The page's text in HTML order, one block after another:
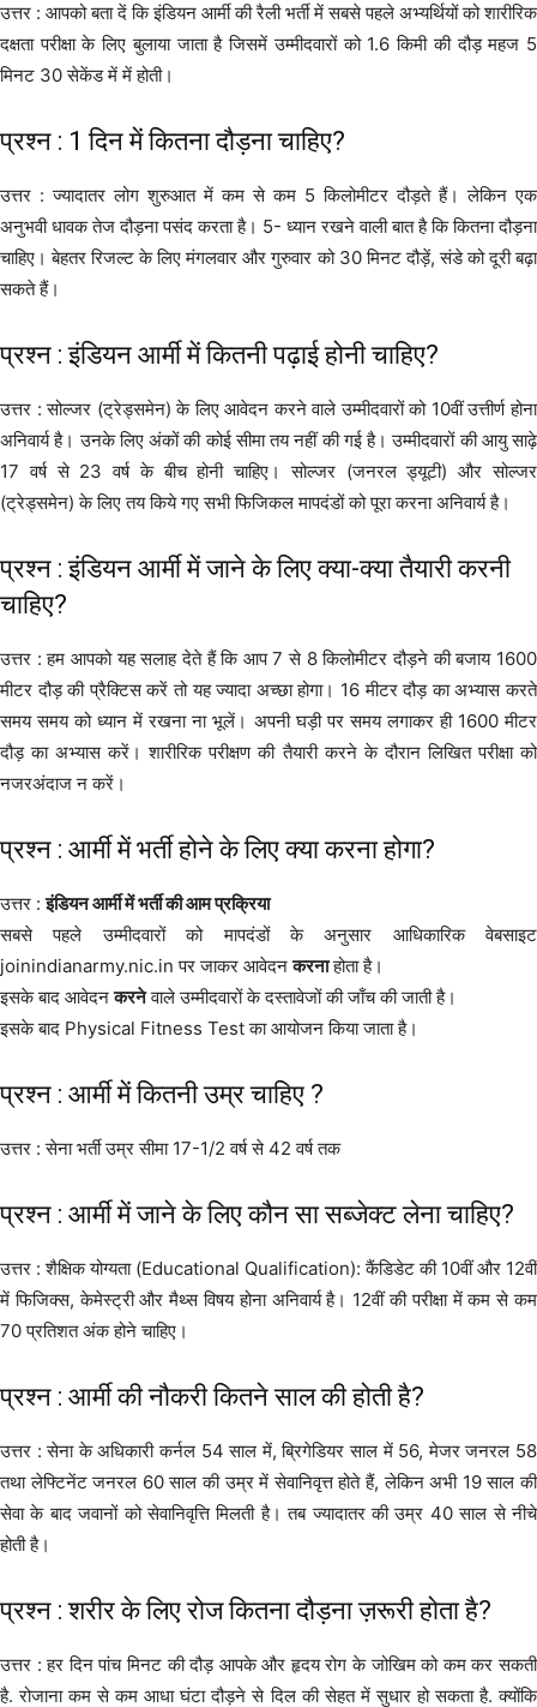
उत्तर : आपको बता दें कि इंडियन आर्मी की रैली भर्ती में सबसे पहले अभ्यर्थियों को शारीरिक
दक्षता परीक्षा के लिए बुलाया जाता है जिसमें उम्मीदवारों को 1.6 किमी की दौड़ महज 5
मिनट 30 सेकेंड में में होती।
प्रश्न : 1 दिन में कितना दौड़ना चाहिए?
उत्तर : ज्यादातर लोग शुरुआत में कम से कम 5 किलोमीटर दौड़ते हैं। लेकिन एक
अनुभवी धावक तेज दौड़ना पसंद करता है। 5- ध्यान रखने वाली बात है कि कितना दौड़ना
चाहिए। बेहतर रिजल्ट के लिए मंगलवार और गुरुवार को 30 मिनट दौड़ें, संडे को दूरी बढ़ा
सकते हैं।
प्रश्न : इंडियन आर्मी में कितनी पढ़ाई होनी चाहिए?
उत्तर : सोल्जर (ट्रेड्समेन) के लिए आवेदन करने वाले उम्मीदवारों को 10वीं उत्तीर्ण होना
अनिवार्य है। उनके लिए अंकों की कोई सीमा तय नहीं की गई है। उम्मीदवारों की आयु साढ़े
17 वर्ष से 23 वर्ष के बीच होनी चाहिए। सोल्जर (जनरल ड्यूटी) और सोल्जर
(ट्रेड्समेन) के लिए तय किये गए सभी फिजिकल मापदंडों को पूरा करना अनिवार्य है।
प्रश्न : इंडियन आर्मी में जाने के लिए क्या-क्या तैयारी करनी
चाहिए?
उत्तर : हम आपको यह सलाह देते हैं कि आप 7 से 8 किलोमीटर दौड़ने की बजाय 1600
मीटर दौड़ की प्रैक्टिस करें तो यह ज्यादा अच्छा होगा। 16 मीटर दौड़ का अभ्यास करते
समय समय को ध्यान में रखना ना भूलें। अपनी घड़ी पर समय लगाकर ही 1600 मीटर
दौड़ का अभ्यास करें। शारीरिक परीक्षण की तैयारी करने के दौरान लिखित परीक्षा को
नजरअंदाज न करें।
प्रश्न : आर्मी में भर्ती होने के लिए क्या करना होगा?
उत्तर :इंडियन आर्मी में भर्ती की आम प्रक्रिया
सबसे पहले उम्मीदवारों को मापदंडों के अनुसार आधिकारिक वेबसाइट
joinindianarmy.nic.in पर जाकर आवेदनकरनाहोता है।
इसके बाद आवेदनकरनेवाले उम्मीदवारों के दस्तावेजों की जाँच की जाती है।
इसके बाद Physical Fitness Test का आयोजन किया जाता है।
प्रश्न : आर्मी में कितनी उम्र चाहिए ?
उत्तर : सेना भर्ती उम्र सीमा 17-1/2 वर्ष से 42 वर्ष तक
प्रश्न : आर्मी में जाने के लिए कौन सा सब्जेक्ट लेना चाहिए?
उत्तर : शैक्षिक योग्यता (Educational Qualification): कैंडिडेट की 10वीं और 12वीं
में फिजिक्स, केमेस्ट्री और मैथ्स विषय होना अनिवार्य है। 12वीं की परीक्षा में कम से कम
70 प्रतिशत अंक होने चाहिए।
प्रश्न : आर्मी की नौकरी कितने साल की होती है?
उत्तर : सेना के अधिकारी कर्नल 54 साल में, ब्रिगेडियर साल में 56, मेजर जनरल 58
तथा लेफ्टिनेंट जनरल 60 साल की उम्र में सेवानिवृत्त होते हैं, लेकिन अभी 19 साल की
सेवा के बाद जवानों को सेवानिवृत्ति मिलती है। तब ज्यादातर की उम्र 40 साल से नीचे
होती है।
प्रश्न : शरीर के लिए रोज कितना दौड़ना ज़रूरी होता है?
उत्तर : हर दिन पांच मिनट की दौड़ आपके और हृदय रोग के जोखिम को कम कर सकती
है. रोजाना कम से कम आधा घंटा दौड़ने से दिल की सेहत में सुधार हो सकता है. क्योंकि